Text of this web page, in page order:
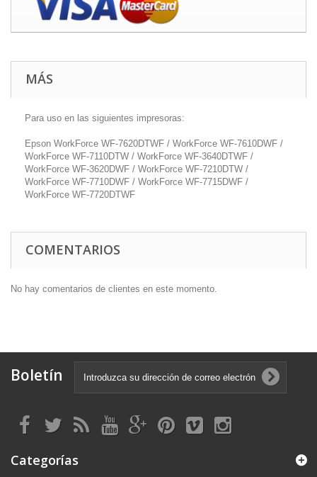
MÁS
Para uso en las siguientes impresoras:
Epson WorkForce WF-7620DTWF / WorkForce WF-7610DWF /
WorkForce WF-7110DTW / WorkForce WF-3640DTWF /
WorkForce WF-3620DWF / WorkForce WF-7210DTW /
WorkForce WF-7710DWF / WorkForce WF-7715DWF /
WorkForce WF-7720DTWF
COMENTARIOS
No hay comentarios de clientes en este momento.
Boletín
Categorías